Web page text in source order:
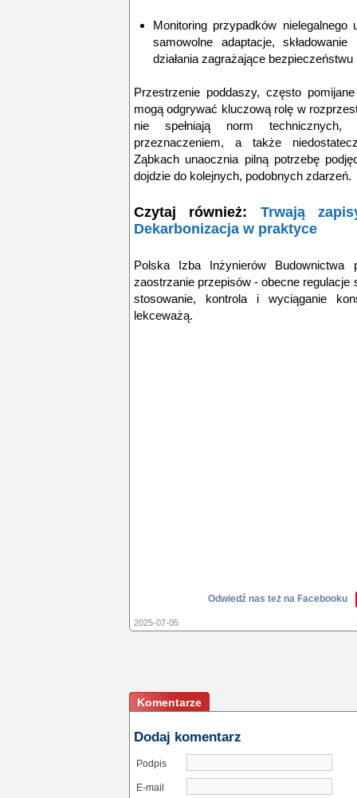
Monitoring przypadków
samowolne adaptacje,
działania zagrażające
Przestrzenie poddaszy, często
mogą odgrywać kluczową rolę w
nie spełniają norm
przeznaczeniem, a także
Ząbkach unaocznia pilną potrzebę
dojdzie do kolejnych, podobnych zdarzeń.
Czytaj również: Trwają
Dekarbonizacja w praktyce
Polska Izba Inżynierów
zaostrzanie przepisów - obecne
stosowanie, kontrola i wyciąganie
lekceważą.
Odwiedź nas też na Facebooku
2025-07-05
Komentarze
Dodaj komentarz
Podpis
E-mail